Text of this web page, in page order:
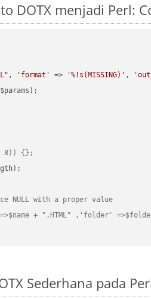
DOTX menjadi Perl:
, 'format' => '%!s(MISSING)' ,
8)) {};
NULL with a proper value
+ ".HTML" ,'folder'
Sederhana pada